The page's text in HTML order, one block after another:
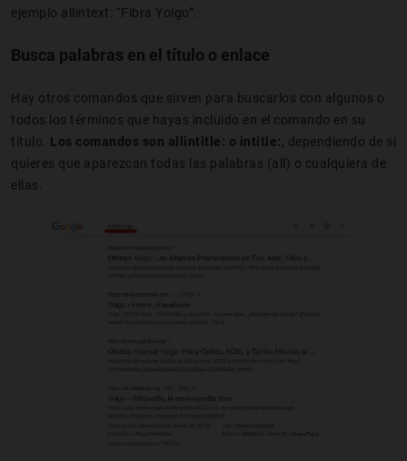
ejemplo allintext: “Fibra Yoigo”.
Busca palabras en el título o enlace
Hay otros comandos que sirven para buscarlos con algunos o
todos los términos que hayas incluido en el comando en su
título. Los comandos son allintitle: o intitle:, dependiendo de si
quieres que aparezcan todas las palabras (all) o cualquiera de
ellas.